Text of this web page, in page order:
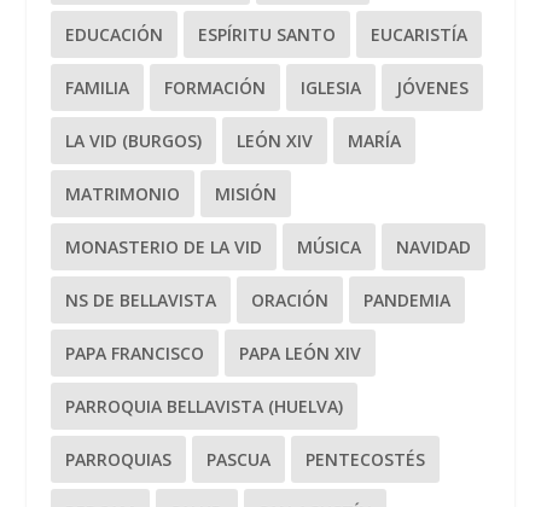
EDUCACIÓN ESPÍRITU SANTO EUCARISTÍA
FAMILIA FORMACIÓN IGLESIA JÓVENES
LA VID (BURGOS) LEÓN XIV MARÍA
MATRIMONIO MISIÓN
MONASTERIO DE LA VID MÚSICA NAVIDAD
NS DE BELLAVISTA ORACIÓN PANDEMIA
PAPA FRANCISCO PAPA LEÓN XIV
PARROQUIA BELLAVISTA (HUELVA)
PARROQUIAS PASCUA PENTECOSTÉS